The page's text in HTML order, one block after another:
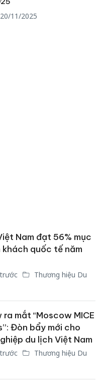
20/11/2025
Nam đạt 56% mục
khách quốc tế năm
Thương hiệu Du
mắt “Moscow MICE
Đòn bẩy mới cho
du lịch Việt Nam
Thương hiệu Du